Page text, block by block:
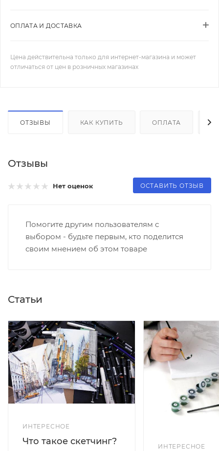
ОПЛАТА И ДОСТАВКА
Цена действительна только для интернет-магазина и может
отличаться от цен в розничных магазинах
ОТЗЫВЫ КАК КУПИТЬ ОПЛАТА
Отзывы
Нет оценок ОСТАВИТЬ ОТЗЫВ
Помогите другим пользователям с
выбором - будьте первым, кто поделится
своим мнением об этом товаре
Статьи
ИНТЕРЕСНОЕ
Что такое скетчинг?
ИНТЕРЕСНОЕ